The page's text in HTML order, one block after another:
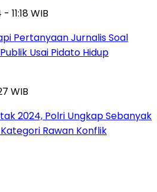
WIB
Pertanyaan Jurnalis Soal
Usai Pidato Hidup
WIB
2024, Polri Ungkap Sebanyak
Rawan Konflik